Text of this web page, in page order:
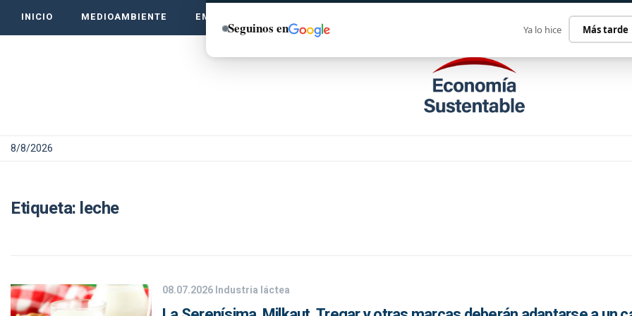
INICIO MEDIOAMBIENTE EMPRENDE VERDE
8/8/2026
Etiqueta: leche
08.07.2026Industria láctea
Seguinos en Ya lo hice Más tarde